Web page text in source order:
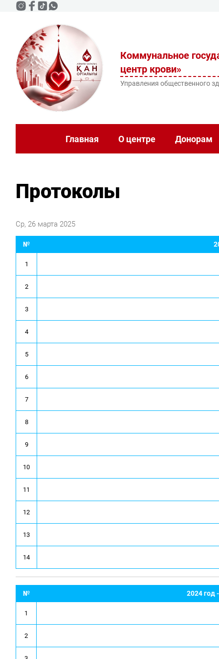
Коммунальное
центр крови»
Управления общественного
Главная О центре Донорам
Протоколы
Ср, 26 марта 2025
№
1
2
3
4
5
6
7
8
9
10
11
12
13
14
№ 2024 год
1
2